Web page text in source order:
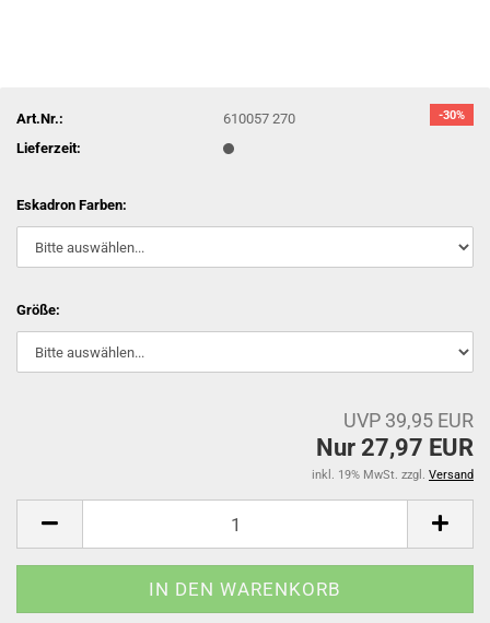
-30%
Art.Nr.:
610057 270
Lieferzeit:
Eskadron Farben:
Größe:
UVP 39,95 EUR
Nur 27,97 EUR
inkl. 19% MwSt. zzgl. Versand